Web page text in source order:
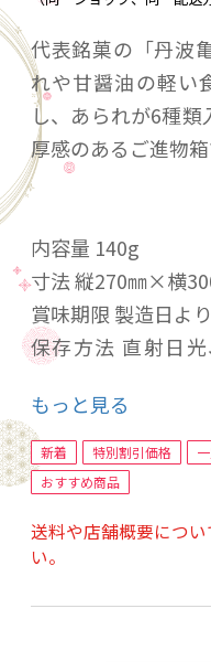
代表銘菓の「丹波
れや甘醤油の軽い
し、あられが6種
厚感のあるご進物箱
内容量 140g
寸法 縦270㎜×横
賞味期限 製造日よ
保存方法 直射日
原材料名 もち米（
豆、うるち米（国
ン、海苔、黒胡麻
料（アミノ酸等）
アレルギー 小麦・
もっと見る
新着 特別割引価格
おすすめ商品
送料や店舗概要につ
い。